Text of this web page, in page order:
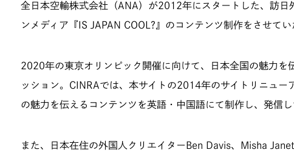
全日本空輸株式会社（ANA）が2012年にスタートした、訪日
ンメディア『IS JAPAN COOL?』のコンテンツ制作をさせてい
2020年の東京オリンピック開催に向けて、日本全国の魅力を
ッション。CINRAでは、本サイトの2014年のサイトリニュー
の魅力を伝えるコンテンツを英語・中国語にて制作し、発信し
また、日本在住の外国人クリエイターBen Davis、Misha